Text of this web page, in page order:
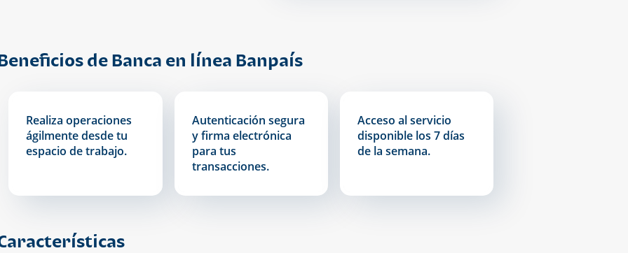
de Banca en línea Banpaís
Realiza operaciones
ágilmente desde tu
espacio de trabajo.
Autenticación segura
y firma electrónica
para tus
transacciones.
Acceso al servicio
disponible los 7 días
de la semana.